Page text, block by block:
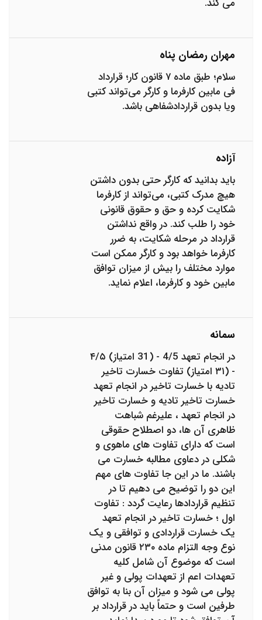
می کند.
مهران رمضان پناه
سلام؛ طبق ماده ۷ قانون کار؛ قرارداد
فی مابین کارفرما و کارگر می‌تواند کتبی
ویا بدون قراردادشفاهی باشد.
آزاده
باید بدانید که کارگر حتی بدون داشتن
هیچ مدرک کتبی، می‌تواند از کارفرما
شکایت کرده و حق و حقوق قانونی
خود را طلب کند. در واقع نداشتن
قرارداد در مرحله شکایت، به ضرر
کارفرما خواهد بود و کارگر ممکن است
موارد مختلف را بیش از میزان توافق
مابین خود و کارفرما، اعلام نماید.
سمانه
در انجام تعهد 4/5 - (31 امتیاز) ۴/۵
- (۳۱ امتیاز) تفاوت خسارت تاخیر
تادیه با خسارت تاخیر در انجام تعهد
خسارت تاخیر تادیه و خسارت تاخیر
در انجام تعهد ، علیرغم شباهت
ظاهری آن ها، دو اصطلاح حقوقی
است که دارای تفاوت های ماهوی و
شکلی در دعاوی مطالبه خسارت می
باشند. ما در این جا تفاوت های مهم
این دو را توضیح می دهیم تا در
تنظیم قراردادها رعایت گردد : تفاوت
اول ؛ خسارت تاخیر در انجام تعهد
یک خسارت قراردادی و توافقی و یک
نوع وجه التزام ماده ۲۳۰ قانون مدنی
است که موضوع آن شامل کلیه
تعهدات اعم از تعهدات پولی و غیر
پولی می شود و میزان آن بنا به توافق
طرفین است و حتماً باید در قرارداد بر